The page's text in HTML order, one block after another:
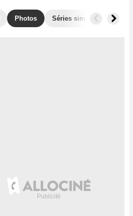
Photos Séries similaires